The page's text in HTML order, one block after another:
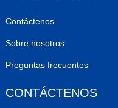
Contáctenos
Sobre nosotros
Preguntas frecuentes
CONTÁCTENOS